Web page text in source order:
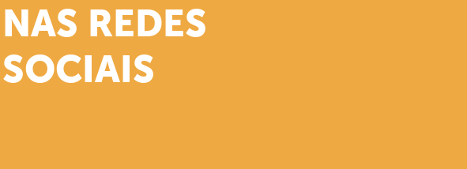
NAS REDES
SOCIAIS